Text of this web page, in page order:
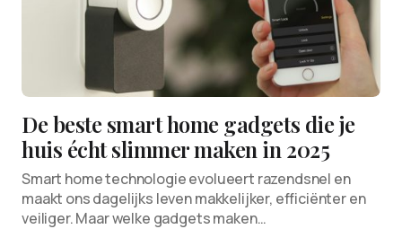
De beste smart home gadgets die je
huis écht slimmer maken in 2025
Smart home technologie evolueert razendsnel en
maakt ons dagelijks leven makkelijker, efficiënter en
veiliger. Maar welke gadgets maken…